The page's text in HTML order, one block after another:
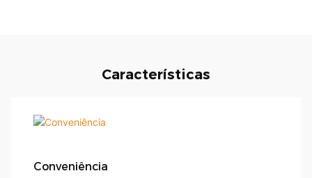
Características
Conveniência